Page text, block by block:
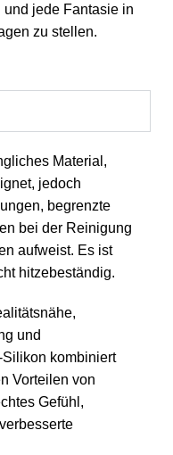
jede Fantasie in
zu stellen.
Material,
jedoch
begrenzte
bei der Reinigung
aufweist. Es ist
hitzebeständig.
und
kombiniert
Vorteilen von
Gefühl,